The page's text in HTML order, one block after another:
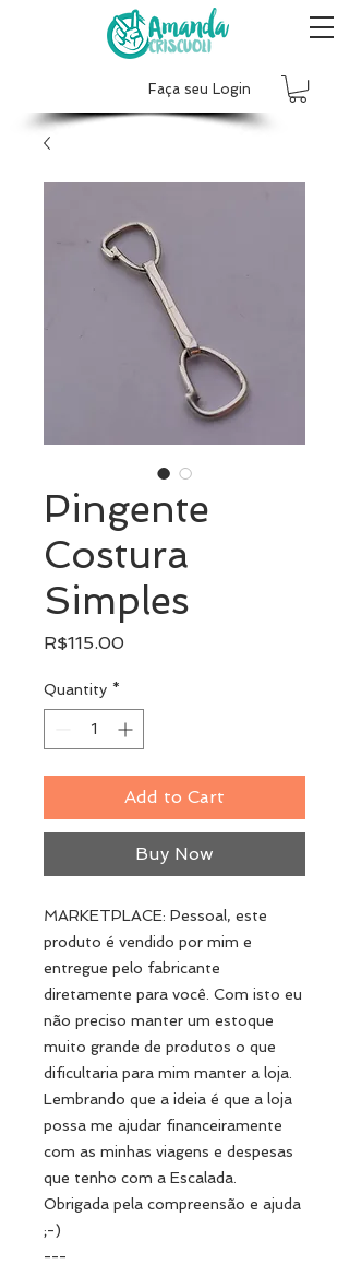
Faça seu Login
Pingente
Costura
Simples
R$115.00Price
Quantity *
Add to Cart
Buy Now
MARKETPLACE: Pessoal, este
produto é vendido por mim e
entregue pelo fabricante
diretamente para você. Com isto eu
não preciso manter um estoque
muito grande de produtos o que
dificultaria para mim manter a loja.
Lembrando que a ideia é que a loja
possa me ajudar financeiramente
com as minhas viagens e despesas
que tenho com a Escalada.
Obrigada pela compreensão e ajuda
;-)
---